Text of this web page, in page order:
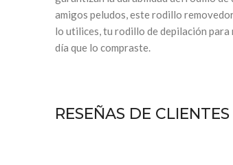
amigos peludos, este rodillo
lo utilices, tu rodillo de depilación
día que lo compraste.
RESEÑAS DE CLIENTES